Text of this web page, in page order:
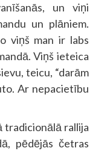
un viņi
un plāniem.
viņš man ir labs
Viņš ieteica
teicu, “darām
Ar nepacietību
tradicionālā rallija
pēdējās četras